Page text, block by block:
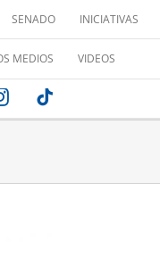
SENADO INICIATIVAS
MEDIOS VIDEOS
Instagram